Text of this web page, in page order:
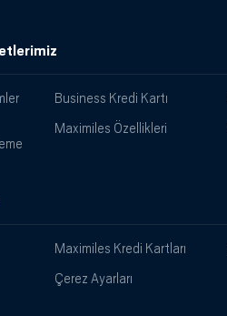
Business Kredi Kartı
Maximiles Özellikleri
Maximiles Kredi Kartları
Çerez Ayarları